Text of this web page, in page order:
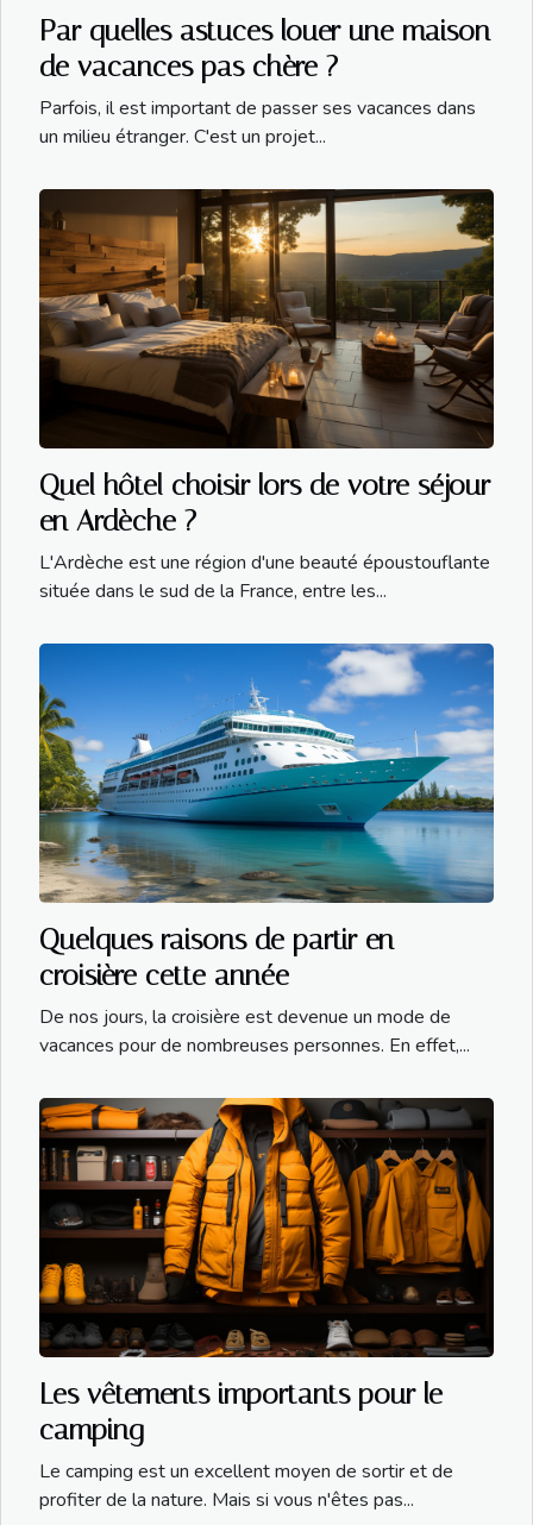
Par quelles astuces louer une maison
de vacances pas chère ?
Parfois, il est important de passer ses vacances dans
un milieu étranger. C'est un projet...
Quel hôtel choisir lors de votre séjour
en Ardèche ?
L'Ardèche est une région d'une beauté époustouflante
située dans le sud de la France, entre les...
Quelques raisons de partir en
croisière cette année
De nos jours, la croisière est devenue un mode de
vacances pour de nombreuses personnes. En effet,...
Les vêtements importants pour le
camping
Le camping est un excellent moyen de sortir et de
profiter de la nature. Mais si vous n'êtes pas...